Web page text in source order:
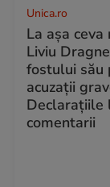
Unica.ro
La așa
Liviu
fostului său
acuzații
Declarațiile
comentarii